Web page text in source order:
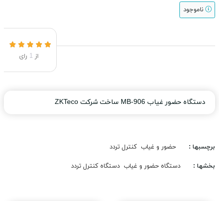
ناموجود
از 1 رای
دستگاه حضور غیاب MB-906 ساخت شرکت ZKTeco
برچسبها : حضور و غیاب کنترل تردد
بخشها : دستگاه حضور و غیاب دستگاه کنترل تردد